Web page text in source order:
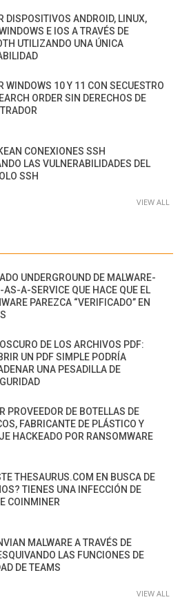
DISPOSITIVOS ANDROID, LINUX,
E IOS A TRAVÉS DE
UTILIZANDO UNA ÚNICA
WINDOWS 10 Y 11 CON SECUESTRO
ORDER SIN DERECHOS DE
CONEXIONES SSH
LAS VULNERABILIDADES DEL
SSH
VIEW ALL
UNDERGROUND DE MALWARE-
A-SERVICE QUE HACE QUE EL
PAREZCA “VERIFICADO” EN
DE LOS ARCHIVOS PDF:
UN PDF SIMPLE PODRÍA
UNA PESADILLA DE
PROVEEDOR DE BOTELLAS DE
FABRICANTE DE PLÁSTICO Y
HACKEADO POR RANSOMWARE
THESAURUS.COM EN BUSCA DE
TIENES UNA INFECCIÓN DE
COINMINER
MALWARE A TRAVÉS DE
LAS FUNCIONES DE
DE TEAMS
VIEW ALL